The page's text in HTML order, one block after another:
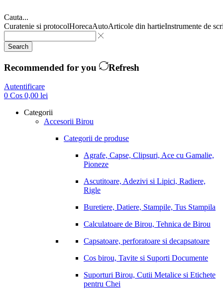
Cauta...
Curatenie si protocolHorecaAutoArticole din hartieInstrumente de
Search
Recommended for you Refresh
Autentificare
0 Cos 0,00 lei
Categorii
Accesorii Birou
Categorii de produse
Agrafe, Capse, Clipsuri, Ace cu Gamalie,
Pioneze
Ascutitoare, Adezivi si Lipici, Radiere,
Rigle
Buretiere, Datiere, Stampile, Tus Stampila
Calculatoare de Birou, Tehnica de Birou
Capsatoare, perforatoare si decapsatoare
Cos birou, Tavite si Suporti Documente
Suporturi Birou, Cutii Metalice si Etichete
pentru Chei